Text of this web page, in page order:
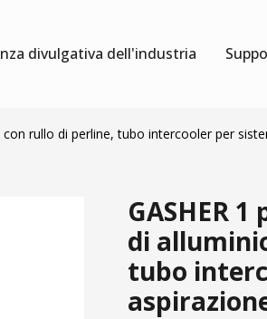
divulgativa dell'industria
rullo di perline, tubo intercooler per
GASHER
di
tubo